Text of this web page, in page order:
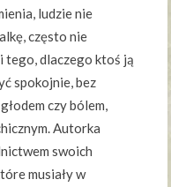
ludzie nie
często nie
tego, dlaczego ktoś ją
spokojnie, bez
czy bólem,
Autorka
swoich
musiały w